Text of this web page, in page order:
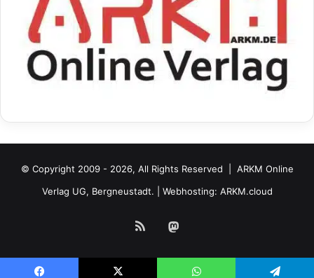
© Copyright 2009 - 2026, All Rights Reserved | ARKM Online
Verlag UG, Bergneustadt. | Webhosting: ARKM.cloud
RSS